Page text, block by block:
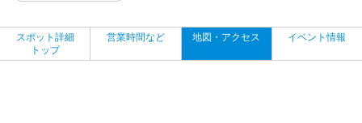
スポット詳細
トップ
営業時間など 地図・アクセス イベント情報